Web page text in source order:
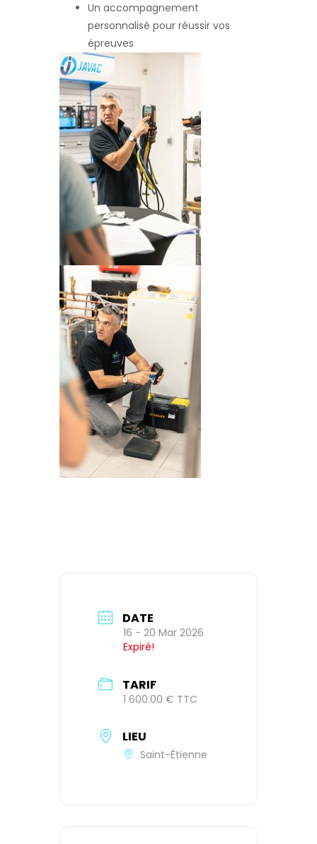
Un accompagnement
personnalisé pour réussir vos
épreuves
DATE
16 - 20 Mar 2026
Expiré!
TARIF
1 600.00 € TTC
LIEU
Saint-Étienne